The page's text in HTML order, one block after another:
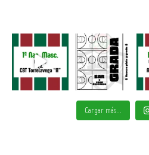
Cargar más...